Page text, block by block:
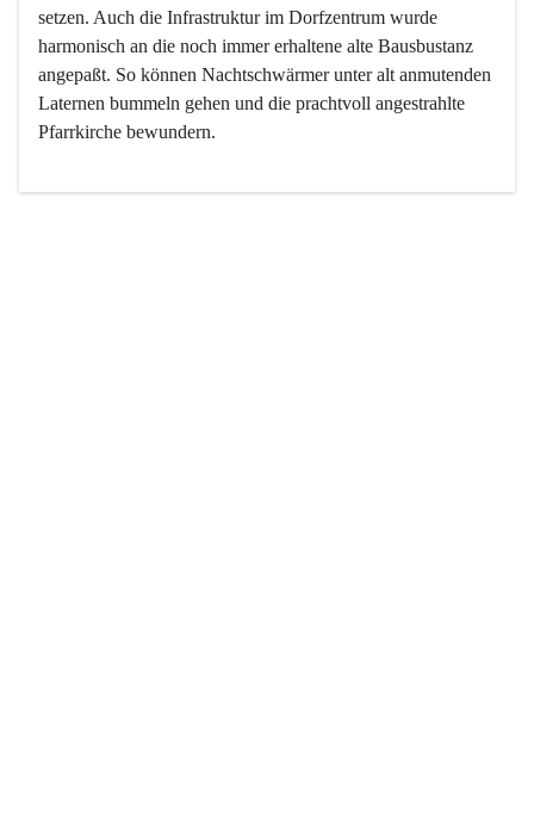
setzen. Auch die Infrastruktur im Dorfzentrum wurde
harmonisch an die noch immer erhaltene alte Bausbustanz
angepaßt. So können Nachtschwärmer unter alt anmutenden
Laternen bummeln gehen und die prachtvoll angestrahlte
Pfarrkirche bewundern.
Der Weinbau dominert heute nicht mehr, ist aber integrativer